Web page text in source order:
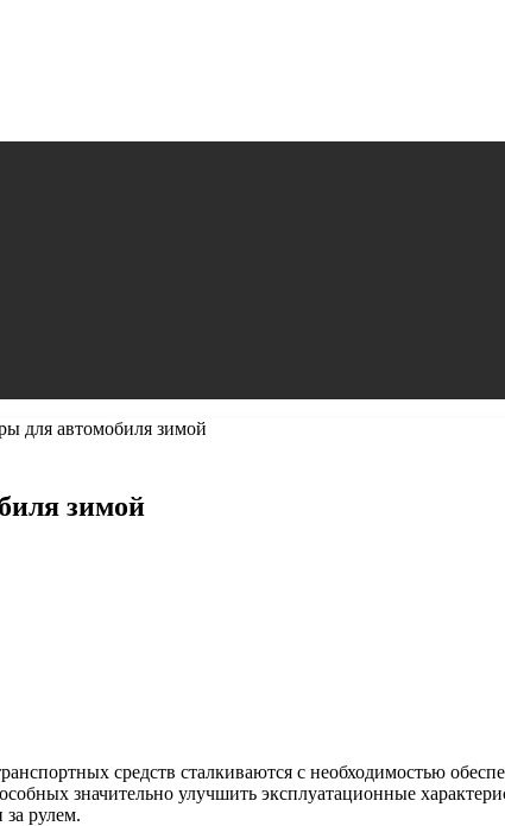
для автомобиля зимой
зимой
средств сталкиваются с необходимостью
значительно улучшить эксплуатационные
за рулем.